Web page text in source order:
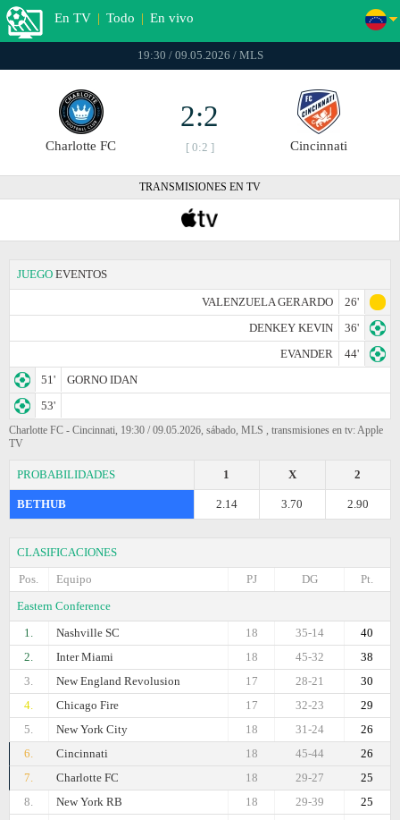
En TV | Todo | En vivo
19:30 / 09.05.2026 / MLS
Charlotte FC
2:2
[ 0:2 ] Cincinnati
TRANSMISIONES EN TV
JUEGO EVENTOS
VALENZUELA GERARDO
26'
DENKEY KEVIN
36'
EVANDER
44'
51'
GORNO IDAN
53'
Charlotte FC - Cincinnati, 19:30 / 09.05.2026, sábado, MLS , transmisiones en tv: Apple
TV
PROBABILIDADES 2
X
1
BETHUB 2.90
3.70
2.14
CLASIFICACIONES
Pos.
Equipo Pt.
DG
PJ
Eastern Conference
1.
Nashville SC 40
35-14
18
2.
Inter Miami 38
45-32
18
3.
New England Revolusion 30
28-21
17
4.
Chicago Fire 29
32-23
17
5.
New York City 26
31-24
18
6.
Cincinnati 26
45-44
18
7.
Charlotte FC 25
29-27
18
8.
New York RB 25
29-39
18